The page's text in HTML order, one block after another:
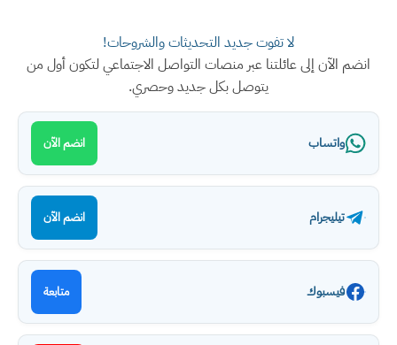
لا تفوت جديد التحديثات والشروحات!
انضم الآن إلى عائلتنا عبر منصات التواصل الاجتماعي لتكون أول من
يتوصل بكل جديد وحصري.
واتساب انضم الآن
تيليجرام انضم الآن
فيسبوك متابعة